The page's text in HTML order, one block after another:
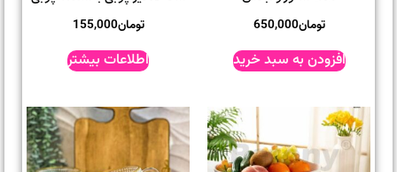
650,000
افزودن به سبد خرید
155,000
اطلاعات بیشتر